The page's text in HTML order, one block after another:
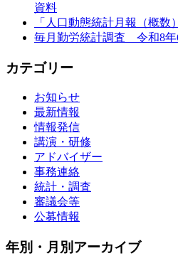
資料
「人口動態統計月報（概数
毎月勤労統計調査 令和8年
カテゴリー
お知らせ
最新情報
情報発信
講演・研修
アドバイザー
事務連絡
統計・調査
審議会等
公募情報
年別・月別アーカイブ